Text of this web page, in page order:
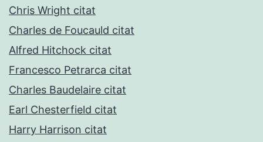
Chris Wright citat
Charles de Foucauld citat
Alfred Hitchock citat
Francesco Petrarca citat
Charles Baudelaire citat
Earl Chesterfield citat
Harry Harrison citat